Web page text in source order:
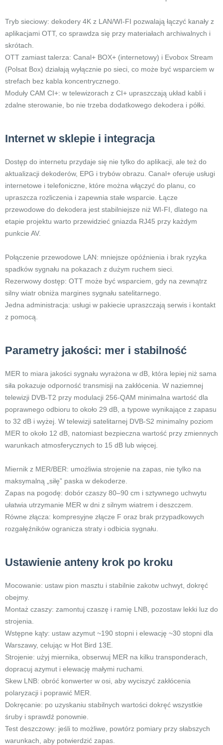
Tryb sieciowy: dekodery 4K z LAN/WI-FI pozwalają łączyć kanały z
aplikacjami OTT, co sprawdza się przy materiałach archiwalnych i
skrótach.
OTT zamiast talerza: Canal+ BOX+ (internetowy) i Evobox Stream
(Polsat Box) działają wyłącznie po sieci, co może być wsparciem w
strefach bez kabla koncentrycznego.
Moduły CAM CI+: w telewizorach z CI+ upraszczają układ kabli i
zdalne sterowanie, bo nie trzeba dodatkowego dekodera i półki.
Internet w sklepie i integracja
Dostęp do internetu przydaje się nie tylko do aplikacji, ale też do
aktualizacji dekoderów, EPG i trybów obrazu. Canal+ oferuje usługi
internetowe i telefoniczne, które można włączyć do planu, co
upraszcza rozliczenia i zapewnia stałe wsparcie. Łącze
przewodowe do dekodera jest stabilniejsze niż WI-FI, dlatego na
etapie projektu warto przewidzieć gniazda RJ45 przy każdym
punkcie AV.
Połączenie przewodowe LAN: mniejsze opóźnienia i brak ryzyka
spadków sygnału na pokazach z dużym ruchem sieci.
Rezerwowy dostęp: OTT może być wsparciem, gdy na zewnątrz
silny wiatr obniża margines sygnału satelitarnego.
Jedna administracja: usługi w pakiecie upraszczają serwis i kontakt
z pomocą.
Parametry jakości: mer i stabilność
MER to miara jakości sygnału wyrażona w dB, która lepiej niż sama
siła pokazuje odporność transmisji na zakłócenia. W naziemnej
telewizji DVB-T2 przy modulacji 256-QAM minimalna wartość dla
poprawnego odbioru to około 29 dB, a typowe wynikające z zapasu
to 32 dB i wyżej. W telewizji satelitarnej DVB-S2 minimalny poziom
MER to około 12 dB, natomiast bezpieczna wartość przy zmiennych
warunkach atmosferycznych to 15 dB lub więcej.
Miernik z MER/BER: umożliwia strojenie na zapas, nie tylko na
maksymalną „siłę” paska w dekoderze.
Zapas na pogodę: dobór czaszy 80–90 cm i sztywnego uchwytu
ułatwia utrzymanie MER w dni z silnym wiatrem i deszczem.
Równe złącza: kompresyjne złącze F oraz brak przypadkowych
rozgałęźników ogranicza straty i odbicia sygnału.
Ustawienie anteny krok po kroku
Mocowanie: ustaw pion masztu i stabilnie zakotw uchwyt, dokręć
obejmy.
Montaż czaszy: zamontuj czaszę i ramię LNB, pozostaw lekki luz do
strojenia.
Wstępne kąty: ustaw azymut ~190 stopni i elewację ~30 stopni dla
Warszawy, celując w Hot Bird 13E.
Strojenie: użyj miernika, obserwuj MER na kilku transponderach,
dopracuj azymut i elewację małymi ruchami.
Skew LNB: obróć konwerter w osi, aby wyciszyć zakłócenia
polaryzacji i poprawić MER.
Dokręcanie: po uzyskaniu stabilnych wartości dokręć wszystkie
śruby i sprawdź ponownie.
Test deszczowy: jeśli to możliwe, powtórz pomiary przy słabszych
warunkach, aby potwierdzić zapas.